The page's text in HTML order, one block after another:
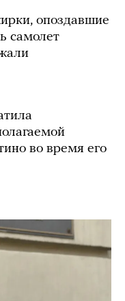
опоздавшие
самолет
во время его